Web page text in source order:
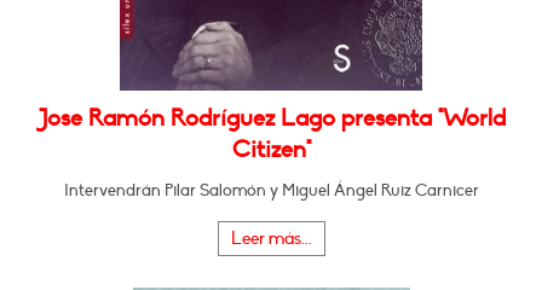
Jose Ramón Rodríguez Lago presenta "World
Citizen"
Intervendrán Pilar Salomón y Miguel Ángel Ruiz Carnicer
Leer más...